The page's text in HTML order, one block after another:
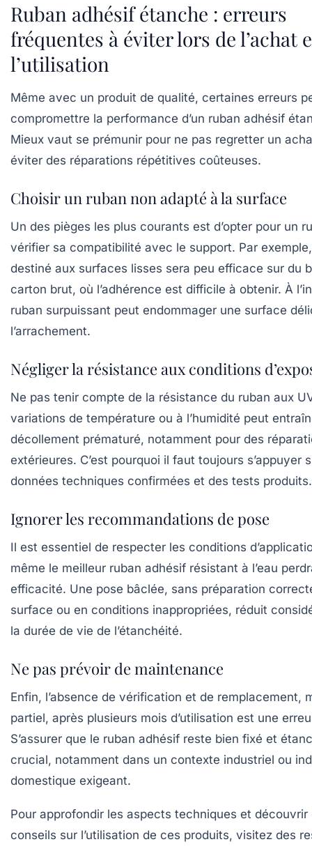
Ruban adhésif étanche : erreurs
fréquentes à éviter lors de l’achat
l’utilisation
Même avec un produit de qualité, certaines erreurs
compromettre la performance d’un ruban adhésif
Mieux vaut se prémunir pour ne pas regretter un
éviter des réparations répétitives coûteuses.
Choisir un ruban non adapté à la surface
Un des pièges les plus courants est d’opter pour un
vérifier sa compatibilité avec le support. Par
destiné aux surfaces lisses sera peu efficace sur du
carton brut, où l’adhérence est difficile à obtenir. À
ruban surpuissant peut endommager une surface
l’arrachement.
Négliger la résistance aux conditions
Ne pas tenir compte de la résistance du ruban aux
variations de température ou à l’humidité peut
décollement prématuré, notamment pour des
extérieures. C’est pourquoi il faut toujours s’appuyer
données techniques confirmées et des tests produits.
Ignorer les recommandations de pose
Il est essentiel de respecter les conditions
même le meilleur ruban adhésif résistant à l’eau
efficacité. Une pose bâclée, sans préparation
surface ou en conditions inappropriées, réduit
la durée de vie de l’étanchéité.
Ne pas prévoir de maintenance
Enfin, l’absence de vérification et de remplacement,
partiel, après plusieurs mois d’utilisation est une
S’assurer que le ruban adhésif reste bien fixé et
crucial, notamment dans un contexte industriel ou
domestique exigeant.
Pour approfondir les aspects techniques et découvrir
conseils sur l’utilisation de ces produits, visitez des